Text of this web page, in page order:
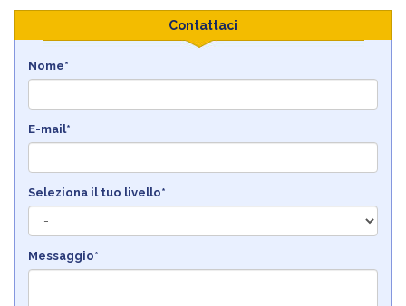
Contattaci
Nome*
E-mail*
Seleziona il tuo livello*
Messaggio*